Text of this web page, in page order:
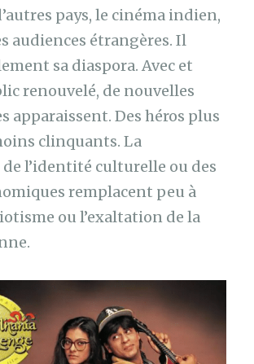
pays, le cinéma indien,
audiences étrangères. Il
sa diaspora. Avec et
renouvelé, de nouvelles
apparaissent. Des héros plus
clinquants. La
l’identité culturelle ou des
remplacent peu à
ou l’exaltation de la